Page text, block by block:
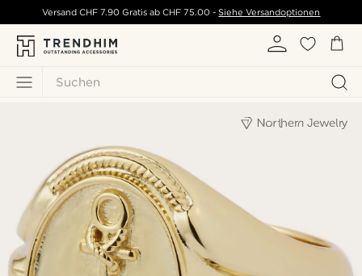
Suchen
Versand CHF 7.90 Gratis ab CHF 75.00 - Siehe Versandoptionen